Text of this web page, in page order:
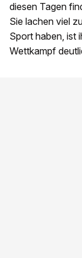
diesen Tagen
Sie lachen viel
Sport haben, ist
Wettkampf